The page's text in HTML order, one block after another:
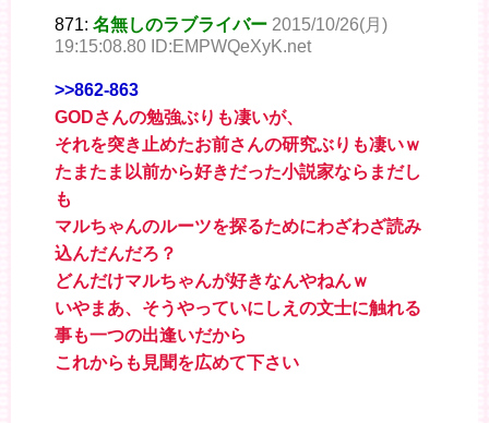
871: 名無しのラブライバー 2015/10/26(月)
19:15:08.80 ID:EMPWQeXyK.net
>>862-863
GODさんの勉強ぶりも凄いが、
それを突き止めたお前さんの研究ぶりも凄いｗ
たまたま以前から好きだった小説家ならまだし
も
マルちゃんのルーツを探るためにわざわざ読み
込んだんだろ？
どんだけマルちゃんが好きなんやねんｗ
いやまあ、そうやっていにしえの文士に触れる
事も一つの出逢いだから
これからも見聞を広めて下さい